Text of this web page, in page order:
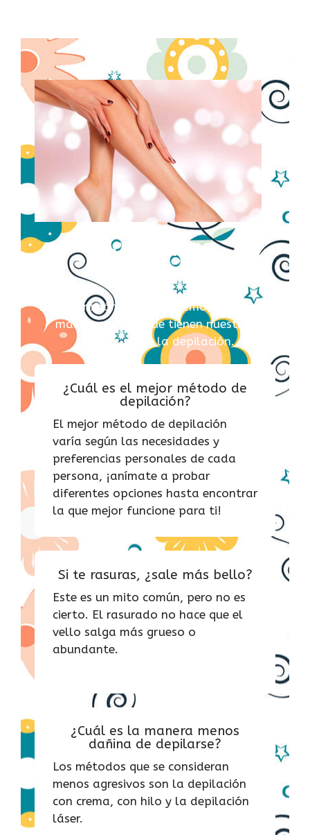
Preguntas
frecuentes
En este rincón te expondremos las dudas
más frecuentes que tienen nuestras
clientas sobre la depilación.
¿Cuál es el mejor método de
depilación?
El mejor método de depilación
varía según las necesidades y
preferencias personales de cada
persona, ¡anímate a probar
diferentes opciones hasta encontrar
la que mejor funcione para ti!
Si te rasuras, ¿sale más bello?
Este es un mito común, pero no es
cierto. El rasurado no hace que el
vello salga más grueso o
abundante.
¿Cuál es la manera menos
dañina de depilarse?
Los métodos que se consideran
menos agresivos son la depilación
con crema, con hilo y la depilación
láser.